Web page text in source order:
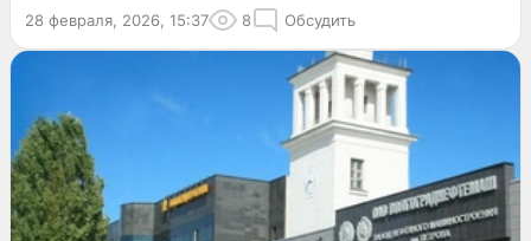
28 февраля, 2026, 15:37 8 Обсудить